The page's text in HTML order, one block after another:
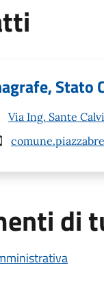
Stato
Via Ing. Sante
di